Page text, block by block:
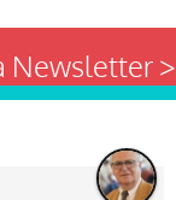
Newsletter >